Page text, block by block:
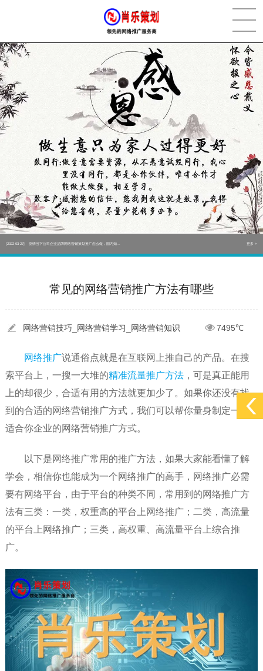
[2022-05-29] 实体门店如何做网络推广吸引客户，实体店网络营销技巧... 更多 >
[2022-05-04] 污水处理设备厂家产品如何做网络推广（污水处理项目网... 更多 >
[2022-03-27] 疫情当下公司企业品牌网络营销策划推广怎么做，国内知... 更多 >
实体门店如何做网络推广吸引客户，实体店网络营销技巧...
[2022-03-27] 疫情当下公司企业品牌网络营销策划推广怎么做，国内知...
常见的网络营销推广方法有哪些
网络营销技巧_网络营销学习_网络营销知识 7495℃
网络推广说通俗点就是在互联网上推自己的产品。在搜
索平台上，一搜一大堆的精准流量推广方法，可是真正能用
上的却很少，合适有用的方法就更加少了。如果你还没有找
到的合适的网络营销推广方式，我们可以帮你量身制定一套
适合你企业的网络营销推广方式。
以下是网络推广常用的推广方法，如果大家能看懂了解
学会，相信你也能成为一个网络推广的高手，网络推广必需
要有网络平台，由于平台的种类不同，常用到的网络推广方
法有三类：一类，权重高的平台上网络推广；二类，高流量
的平台上网络推广；三类，高权重、高流量平台上综合推
广。